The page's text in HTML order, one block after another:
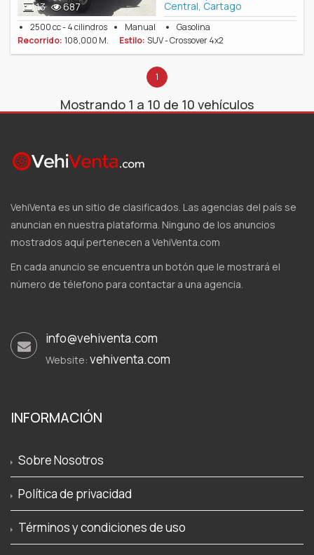
13 687
Central, Cartago
2500 cc - 4 cilindros Manual
Gasolina
Recorrido: 108,000 M. Estilo: SUV - Crossover 4x2
1
Mostrando 1 a 10 de 10 vehículos
VehiVenta es un sitio de clasificados. Las agencias del país se
anuncian en nuestra plataforma. Ninguno de los anuncios
mostrados aquí pertenecen a VehiVenta.com
En cada anuncio se encuentra un botón que le mostrará el
número de télefono para contactar a una agencia.
info@vehiventa.com
Website: vehiventa.com
INFORMACIÓN
Sobre Nosotros
Política de privacidad
Términos y condiciones de uso